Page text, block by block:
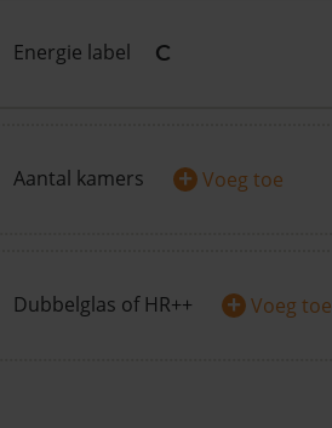
Energie label C
Aantal kamers + Voeg toe
Dubbelglas of HR++ + Voeg toe